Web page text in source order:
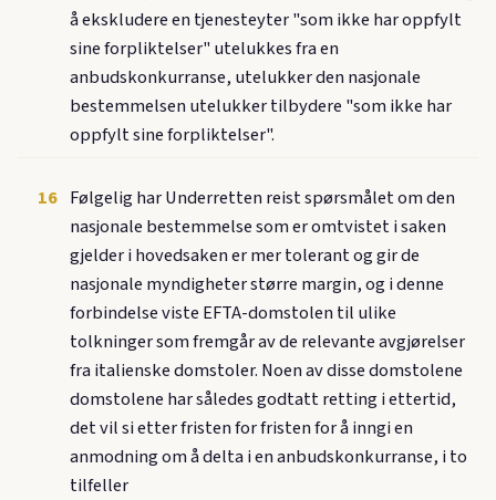
å ekskludere en tjenesteyter "som ikke har oppfylt
sine forpliktelser" utelukkes fra en
anbudskonkurranse, utelukker den nasjonale
bestemmelsen utelukker tilbydere "som ikke har
oppfylt sine forpliktelser".
16 Følgelig har Underretten reist spørsmålet om den
nasjonale bestemmelse som er omtvistet i saken
gjelder i hovedsaken er mer tolerant og gir de
nasjonale myndigheter større margin, og i denne
forbindelse viste EFTA-domstolen til ulike
tolkninger som fremgår av de relevante avgjørelser
fra italienske domstoler. Noen av disse domstolene
domstolene har således godtatt retting i ettertid,
det vil si etter fristen for fristen for å inngi en
anmodning om å delta i en anbudskonkurranse, i to
tilfeller